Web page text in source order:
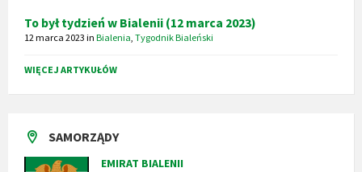
To był tydzień w Bialenii (12 marca 2023)
12 marca 2023 in Bialenia Tygodnik Bialeński
WIĘCEJ ARTYKUŁÓW
SAMORZĄDY
EMIRAT BIALENII